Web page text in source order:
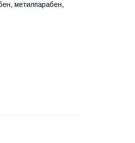
метилпарабен,